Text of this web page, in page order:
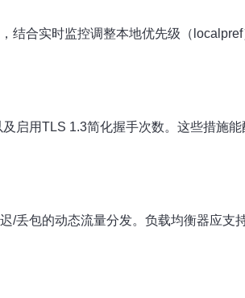
结合实时监控调整本地优先级（
启用TLS 1.3简化握手次数。这些措施
/丢包的动态流量分发。负载均衡器应支